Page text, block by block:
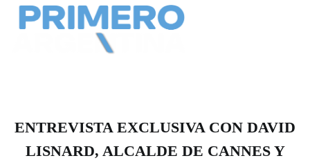
ENTREVISTA EXCLUSIVA CON DAVID
LISNARD, ALCALDE DE CANNES Y